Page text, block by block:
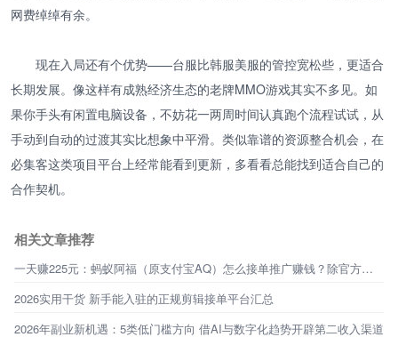
网费绰绰有余。
现在入局还有个优势——台服比韩服美服的管控宽松些，更适合
长期发展。像这样有成熟经济生态的老牌MMO游戏其实不多见。如
果你手头有闲置电脑设备，不妨花一两周时间认真跑个流程试试，从
手动到自动的过渡其实比想象中平滑。类似靠谱的资源整合机会，在
必集客这类项目平台上经常能看到更新，多看看总能找到适合自己的
合作契机。
相关文章推荐
一天赚225元：蚂蚁阿福（原支付宝AQ）怎么接单推广赚钱？除官方定向邀约外，还有必集客！
2026实用干货 新手能入驻的正规剪辑接单平台汇总
2026年副业新机遇：5类低门槛方向 借AI与数字化趋势开辟第二收入渠道